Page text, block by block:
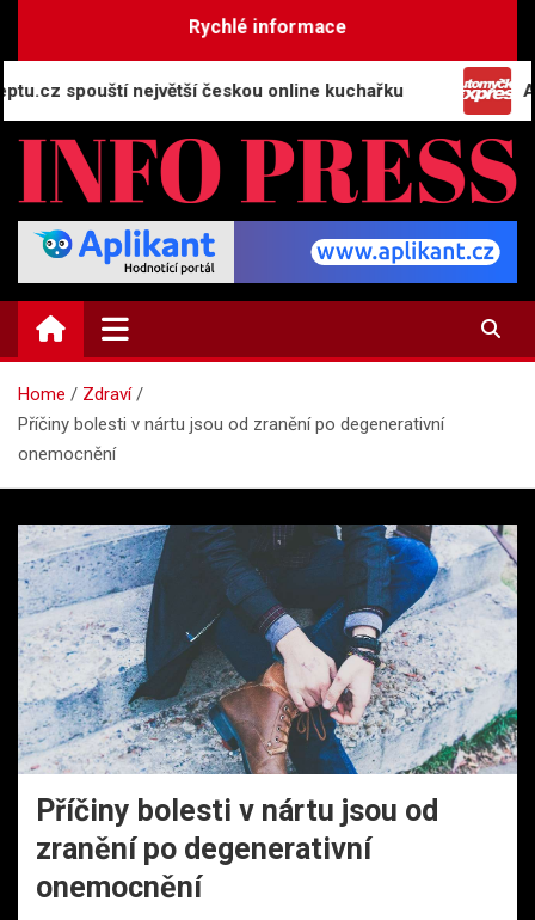
Rychlé informace
největší českou online kuchařku
INFO-PRESS.CZ
Zpravodajský magazín
Home
Zdraví
Příčiny bolesti v nártu jsou od zranění po degenerativní
onemocnění
Příčiny bolesti v nártu jsou od
zranění po degenerativní
onemocnění